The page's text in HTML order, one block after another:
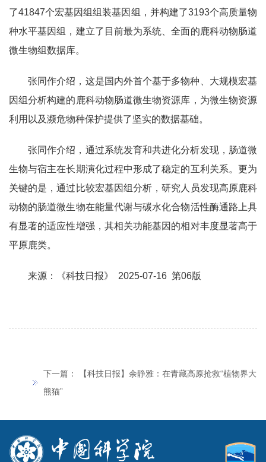
了41847个宏基因组组装基因组，并构建了3193个高质量物
种水平基因组，建立了目前最为系统、全面的鹿科动物肠道
微生物组数据库。
张同作介绍，这是国内外首个基于多物种、大规模宏基
因组分析构建的鹿科动物肠道微生物资源库，为微生物资源
利用以及濒危物种保护提供了坚实的数据基础。
张同作介绍，通过系统发育和共进化分析发现，肠道微
生物与宿主在长期演化过程中形成了稳定的互利关系。更为
关键的是，通过比较宏基因组分析，研究人员发现高原鹿科
动物的肠道微生物在能量代谢与碳水化合物活性酶通路上具
有显著的适应性增强，其相关功能基因的相对丰度显著高于
平原鹿类。
来源：《科技日报》 2025-07-16 第06版
下一篇：
【科技日报】余静雅：在青藏高原抢救“植物界大
熊猫”